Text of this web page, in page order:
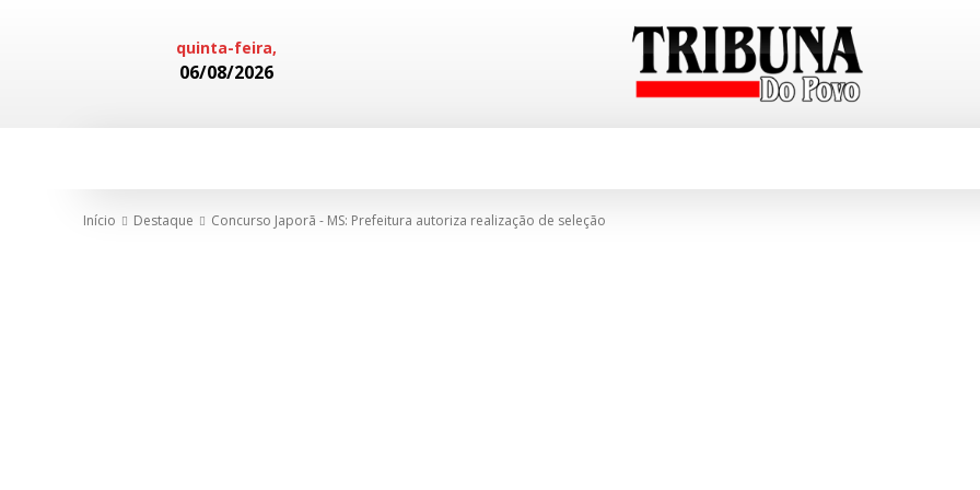
quinta-feira,
06/08/2026
Início Destaque Concurso Japorã - MS: Prefeitura autoriza realização de seleção